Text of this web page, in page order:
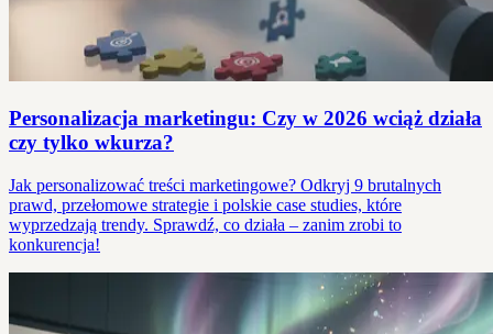
Personalizacja marketingu: Czy w 2026 wciąż działa
czy tylko wkurza?
Jak personalizować treści marketingowe? Odkryj 9 brutalnych
prawd, przełomowe strategie i polskie case studies, które
wyprzedzają trendy. Sprawdź, co działa – zanim zrobi to
konkurencja!